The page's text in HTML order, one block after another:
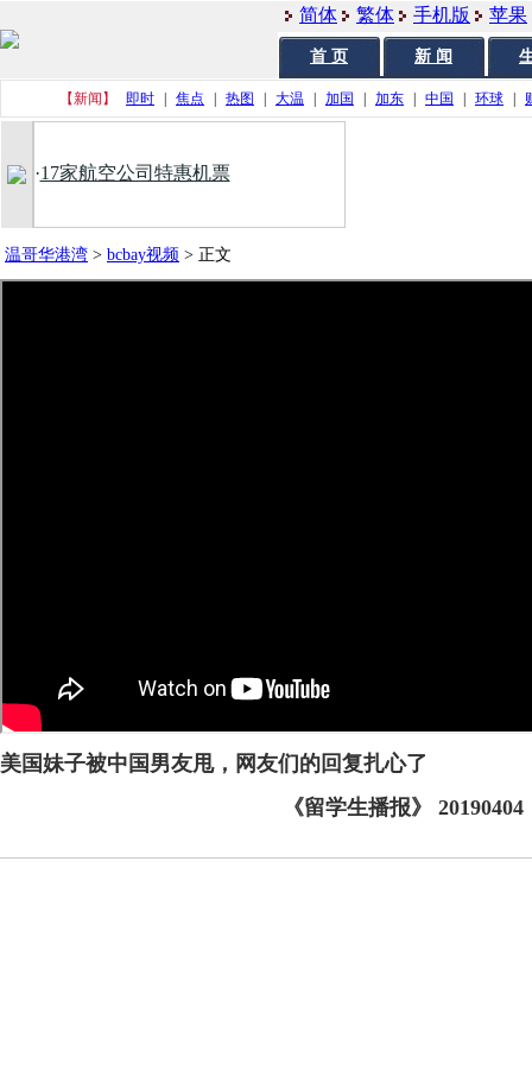
简体 繁体 手机版 苹果
首 页 新 闻
【新闻】 即时 焦点 热图 大温 加国 加东 中国 环球
·17家航空公司特惠机票
温哥华港湾 > bcbay视频 > 正文
美国妹子被中国男友甩，网友们的回复扎心了
《留学生播报》 20190404